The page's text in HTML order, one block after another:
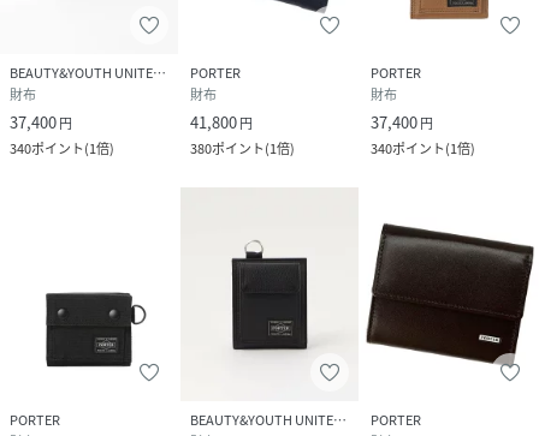
BEAUTY&YOUTH UNITED ARROWS
財布
37,400円
340ポイント(1倍)
PORTER
財布
41,800円
380ポイント(1倍)
PORTER
財布
37,400円
340ポイント(1倍)
PORTER
BEAUTY&YOUTH UNITED ARROWS
PORTER